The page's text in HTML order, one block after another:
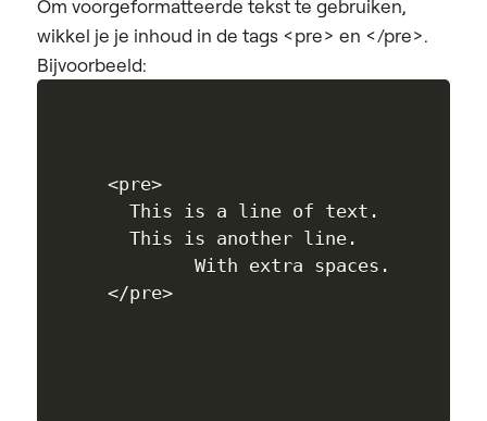
Om voorgeformatteerde tekst te gebruiken,
wikkel je je inhoud in de tags <pre> en </pre>.
Bijvoorbeeld:
<pre>
  This is a line of text.
  This is another line.
        With extra spaces.
</pre>